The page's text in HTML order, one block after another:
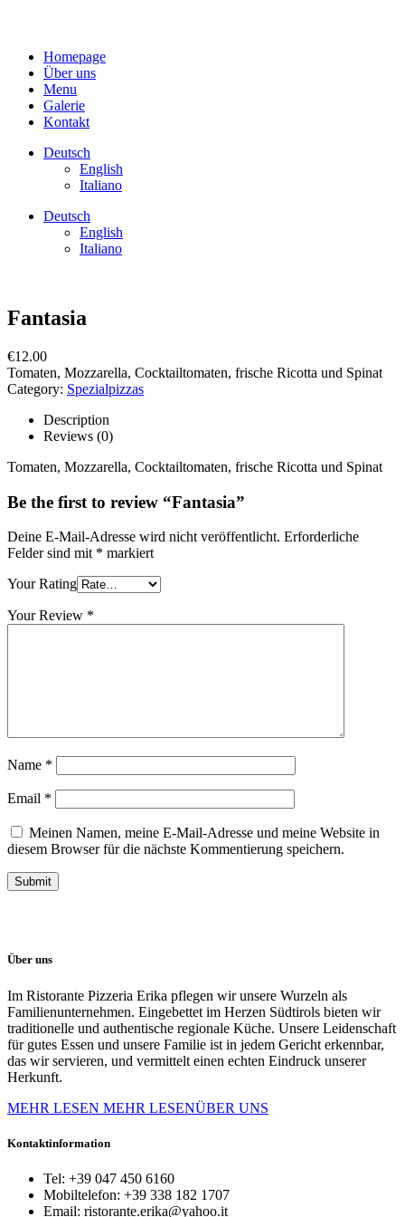
Homepage
Über uns
Menu
Galerie
Kontakt
Deutsch
English
Italiano
Deutsch
English
Italiano
Fantasia
€12.00
Tomaten, Mozzarella, Cocktailtomaten, frische Ricotta und Spinat
Category: Spezialpizzas
Description
Reviews (0)
Tomaten, Mozzarella, Cocktailtomaten, frische Ricotta und Spinat
Be the first to review “Fantasia”
Deine E-Mail-Adresse wird nicht veröffentlicht. Erforderliche
Felder sind mit * markiert
Your Rating
Your Review *
Name *
Email *
Meinen Namen, meine E-Mail-Adresse und meine Website in
diesem Browser für die nächste Kommentierung speichern.
Über uns
Im Ristorante Pizzeria Erika pflegen wir unsere Wurzeln als
Familienunternehmen. Eingebettet im Herzen Südtirols bieten wir
traditionelle und authentische regionale Küche. Unsere Leidenschaft
für gutes Essen und unsere Familie ist in jedem Gericht erkennbar,
das wir servieren, und vermittelt einen echten Eindruck unserer
Herkunft.
MEHR LESEN MEHR LESENÜBER UNS
Kontaktinformation
Tel: +39 047 450 6160
Mobiltelefon: +39 338 182 1707
Email: ristorante.erika@yahoo.it